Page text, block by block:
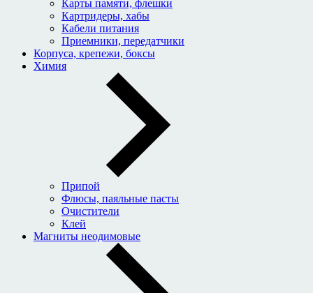
Карты памяти, флешки
Картридеры, хабы
Кабели питания
Приемники, передатчики
Корпуса, крепежи, боксы
Химия
Припой
Флюсы, паяльные пасты
Очистители
Клей
Магниты неодимовые